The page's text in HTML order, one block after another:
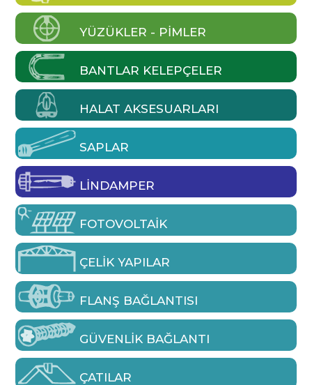
YÜZÜKLER - PIMLER
BANTLAR KELEPÇELER
HALAT AKSESUARLARI
SAPLAR
LINDAMPER
FOTOVOLTAIK
ÇELIK YAPILAR
FLANŞ BAĞLANTISI
GÜVENLIK BAĞLANTI
ÇATILAR